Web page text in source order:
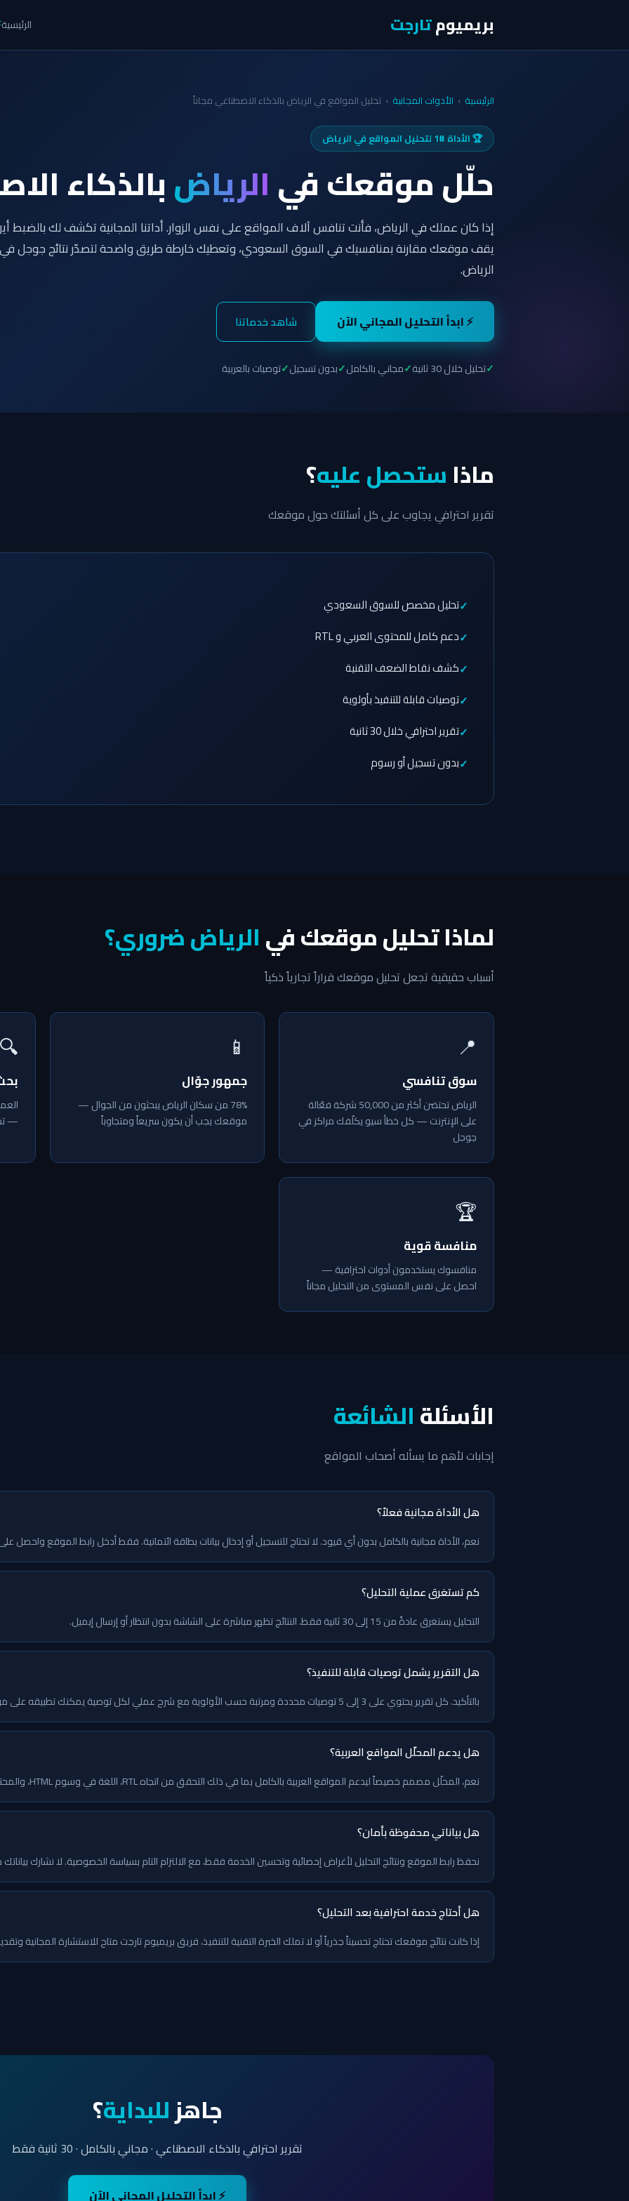
بريميومتارجت الرئيسية
الرئيسية › الأدوات المجانية › تحليل المواقع في الرياض بالذكاء الاصطناعي مجاناً
🏆 الأداة #1 لتحليل المواقع في الرياض
حلّل موقعك فيالرياضبالذكاء
إذا كان عملك في الرياض، فأنت تنافس آلاف المواقع على نفس الزوار. أداتنا المجانية تكشف لك بالضبط
يقف موقعك مقارنة بمنافسيك في السوق السعودي، وتعطيك خارطة طريق واضحة لتصدّر نتائج جوجل في
الرياض.
⚡ ابدأ التحليل المجاني الآن شاهد خدماتنا
تحليل خلال 30 ثانية مجاني بالكامل بدون تسجيل توصيات بالعربية
ماذا ستحصل عليه؟
تقرير احترافي يجاوب على كل أسئلتك حول موقعك
تحليل مخصص للسوق السعودي
دعم كامل للمحتوى العربي و RTL
كشف نقاط الضعف التقنية
توصيات قابلة للتنفيذ بأولوية
تقرير احترافي خلال 30 ثانية
بدون تسجيل أو رسوم
لماذا تحليل موقعك فيالرياض ضروري؟
أسباب حقيقية تجعل تحليل موقعك قراراً تجارياً ذكياً
📍
سوق تنافسي
الرياض تحتضن أكثر من 50,000 شركة فعّالة
على الإنترنت — كل خطأ سيو يكلّفك مراكز في
جوجل
📱
جمهور جوّال
78% من سكان الرياض يبحثون من الجوال —
موقعك يجب أن يكون سريعاً ومتجاوباً
🔍
—
🏆
منافسة قوية
منافسوك يستخدمون أدوات احترافية —
احصل على نفس المستوى من التحليل مجاناً
الأسئلةالشائعة
إجابات لأهم ما يسأله أصحاب المواقع
هل الأداة مجانية فعلاً؟
نعم، الأداة مجانية بالكامل بدون أي قيود. لا تحتاج للتسجيل أو إدخال بيانات بطاقة ائتمانية. فقط أدخل رابط الموقع واحصل على
كم تستغرق عملية التحليل؟
التحليل يستغرق عادةً من 15 إلى 30 ثانية فقط. النتائج تظهر مباشرة على الشاشة بدون انتظار أو إرسال إيميل.
هل التقرير يشمل توصيات قابلة للتنفيذ؟
بالتأكيد. كل تقرير يحتوي على 3 إلى 5 توصيات محددة ومرتبة حسب الأولوية مع شرح عملي لكل توصية يمكنك تطبيقه على موقعك مباشرة.
هل يدعم المحلّل المواقع العربية؟
نعم، المحلّل مصمم خصيصاً ليدعم المواقع العربية بالكامل بما في ذلك التحقق من اتجاه RTL، اللغة في وسوم HTML، والمحتوى العربي. التقرير متوفر بثلاث لغات.
هل بياناتي محفوظة بأمان؟
نحفظ رابط الموقع ونتائج التحليل لأغراض إحصائية وتحسين الخدمة فقط، مع الالتزام التام بسياسة الخصوصية. لا نشارك
هل أحتاج خدمة احترافية بعد التحليل؟
إذا كانت نتائج موقعك تحتاج تحسيناً جذرياً أو لا تملك الخبرة التقنية للتنفيذ، فريق بريميوم تارجت متاح للاستشارة المجانية
جاهزللبداية؟
تقرير احترافي بالذكاء الاصطناعي · مجاني بالكامل · 30 ثانية فقط
⚡ ابدأ التحليل المجاني الآن